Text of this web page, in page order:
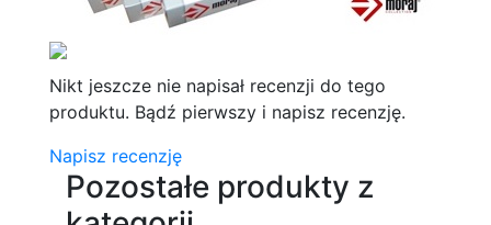
Nikt jeszcze nie napisał recenzji do tego
produktu. Bądź pierwszy i napisz recenzję.
Napisz recenzję
Pozostałe produkty z